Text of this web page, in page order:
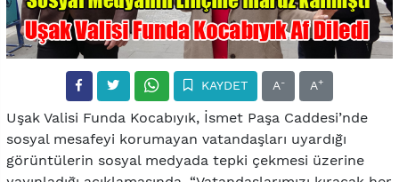
KAYDET A- A+
Uşak Valisi Funda Kocabıyık, İsmet Paşa Caddesi’nde
sosyal mesafeyi korumayan vatandaşları uyardığı
görüntülerin sosyal medyada tepki çekmesi üzerine